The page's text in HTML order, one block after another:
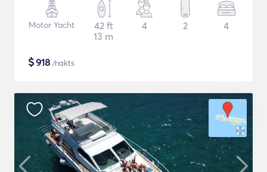
Motor Yacht
42 ft
13 m
4 2 4
$918 /nakts